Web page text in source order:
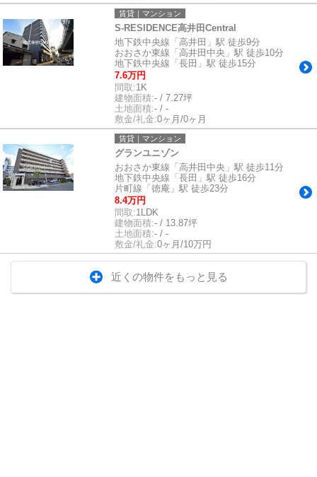
賃貸｜マンション
S-RESIDENCE高井田Central
地下鉄中央線「高井田」駅 徒歩9分
おおさか東線「高井田中央」駅 徒歩10分
地下鉄中央線「長田」駅 徒歩15分
7.6万円
間取:1K
建物面積:- / 7.27坪
土地面積:- / -
敷金/礼金:0ヶ月/0ヶ月
賃貸｜マンション
グランユニゾン
おおさか東線「高井田中央」駅 徒歩11分
地下鉄中央線「長田」駅 徒歩16分
片町線「徳庵」駅 徒歩23分
8.4万円
間取:1LDK
建物面積:- / 13.87坪
土地面積:- / -
敷金/礼金:0ヶ月/10万円
近くの物件をもっと見る